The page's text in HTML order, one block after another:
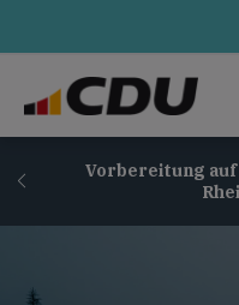
Vorbereitung auf